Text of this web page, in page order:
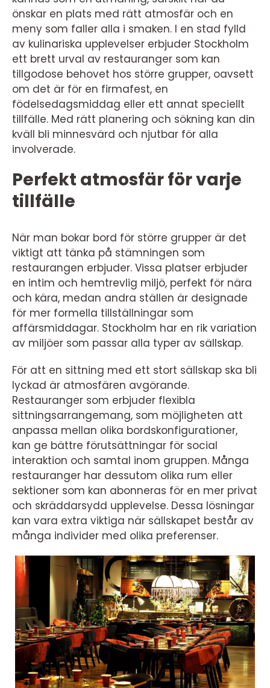
önskar en plats med rätt atmosfär och en
meny som faller alla i smaken. I en stad fylld
av kulinariska upplevelser erbjuder Stockholm
ett brett urval av restauranger som kan
tillgodose behovet hos större grupper, oavsett
om det är för en firmafest, en
födelsedagsmiddag eller ett annat speciellt
tillfälle. Med rätt planering och sökning kan din
kväll bli minnesvärd och njutbar för alla
involverade.
Perfekt atmosfär för varje
tillfälle
När man bokar bord för större grupper är det
viktigt att tänka på stämningen som
restaurangen erbjuder. Vissa platser erbjuder
en intim och hemtrevlig miljö, perfekt för nära
och kära, medan andra ställen är designade
för mer formella tillställningar som
affärsmiddagar. Stockholm har en rik variation
av miljöer som passar alla typer av sällskap.
För att en sittning med ett stort sällskap ska bli
lyckad är atmosfären avgörande.
Restauranger som erbjuder flexibla
sittningsarrangemang, som möjligheten att
anpassa mellan olika bordskonfigurationer,
kan ge bättre förutsättningar för social
interaktion och samtal inom gruppen. Många
restauranger har dessutom olika rum eller
sektioner som kan abonneras för en mer privat
och skräddarsydd upplevelse. Dessa lösningar
kan vara extra viktiga när sällskapet består av
många individer med olika preferenser.